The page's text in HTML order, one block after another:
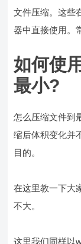
文件压缩。这些
器中直接使用。
如何使
最小?
怎么压缩文件到
缩后体积变化并
目的。
在这里教一下大
不大。
这里我们同样以